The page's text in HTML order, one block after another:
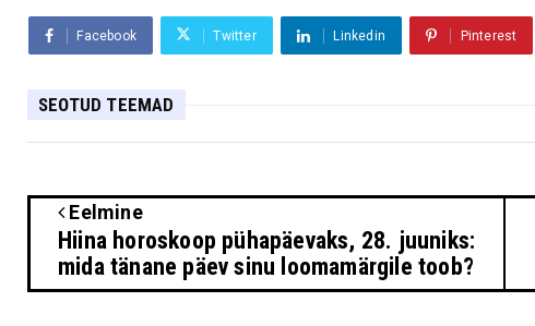
Facebook Twitter Linkedin Pinterest
SEOTUD TEEMAD
Eelmine
Hiina horoskoop pühapäevaks, 28. juuniks:
mida tänane päev sinu loomamärgile toob?